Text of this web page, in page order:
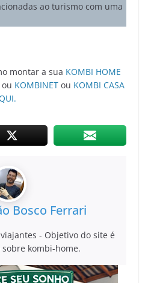
ao turismo com uma
montar a sua KOMBI HOME
ou KOMBINET ou KOMBI CASA
Bosco Ferrari
- Objetivo do site é
kombi-home.